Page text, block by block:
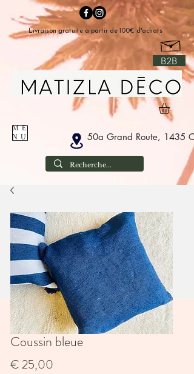
B2B
50a Grand Route, 1435
ME
NU
Livraison gratuite à partir de 100€ d'achats
Coussin bleue
€ 25,00